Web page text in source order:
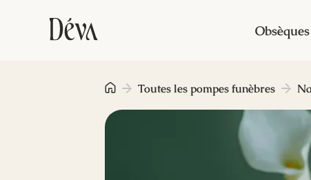
Obsèques
Toutes les pompes funèbres